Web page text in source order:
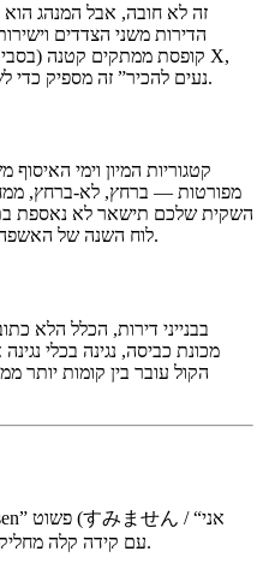
זה לא חובה, אבל המנהג
הדירות משני הצדדים
שמי Y, נעים להכיר” זה מספיק כדי לשמור על מערכת יחסים חלקה.
קטגוריות המיון וימי האיסוף
מפורטות — ברחץ, לא-ברחץ,
השקית שלכם תישאר לא נאספת
לוח השנה של האשפה של הרובע (להורדה מהאתר הרשמי).
בבנייני דירות, הכלל הלא
מצטער”) עם קידה קלה מחליק את הדברים ברוב המצבים.